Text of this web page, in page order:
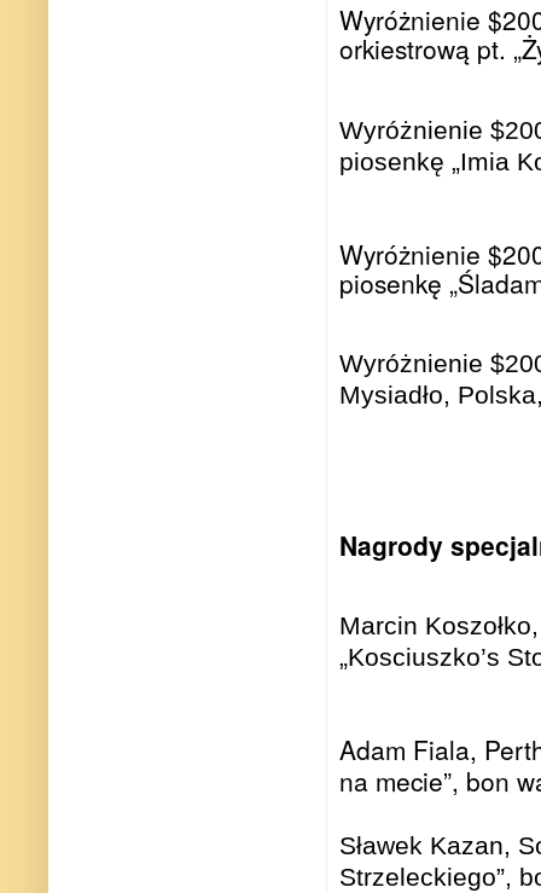
Wyróżnienie
orkiestrową pt.
Wyróżnienie
piosenkę „Imia
Wyróżnienie
piosenkę
Wyróżnienie
Mysiadło,
Nagrody
Marcin
„Kosciuszko’s
Adam Fiala,
na mecie”, bon
Sławek Kazan,
Strzeleckiego”,